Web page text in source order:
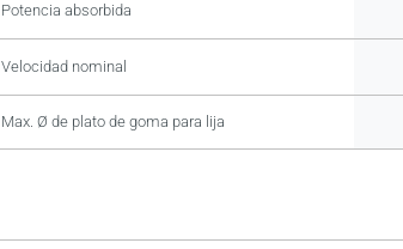
Potencia absorbida
Velocidad nominal
Max. Ø de plato de goma para lija